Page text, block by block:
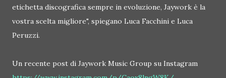
etichetta discografica sempre in evoluzione, Jaywork è la
vostra scelta migliore", spiegano Luca Facchini e Luca
Peruzzi.
Un recente post di Jaywork Music Group su Instagram